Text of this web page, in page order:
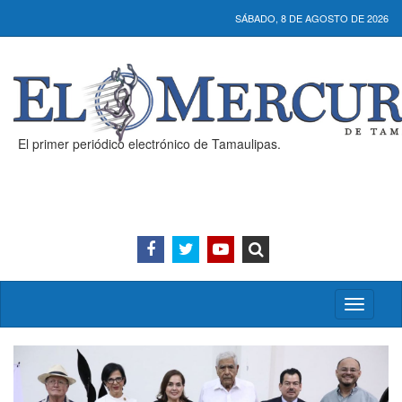
SÁBADO, 8 DE AGOSTO DE 2026
El primer periódico electrónico de Tamaulipas.
Activar/
menú